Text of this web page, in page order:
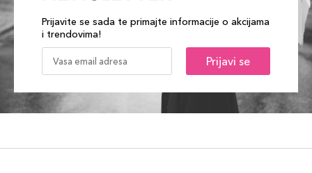
Prijavite se sada te primajte informacije o akcijama
i trendovima!
Prijavi se